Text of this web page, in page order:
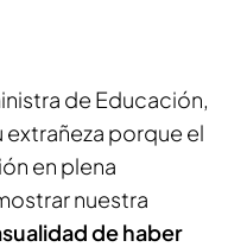
de Educación,
extrañeza porque el
en plena
nuestra
de haber